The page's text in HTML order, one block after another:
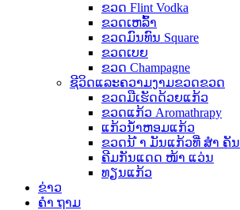
ຂວດ Flint Vodka
ຂວດເຫລົ້າ
ຂວດມົນທົນ Square
ຂວດເບຍ
ຂວດ Champagne
ຊີວິດແລະຄວາມງາມຂວດຂວດ
ຂວດມືເຮັດດ້ວຍແກ້ວ
ຂວດແກ້ວ Aromathrapy
ແກ້ວນໍ້າຫອມແກ້ວ
ຂວດນ້ ຳ ມັນແກ້ວທີ່ ສຳ ຄັນ
ຄີມກັນແດດ ໜ້າ ແວ່ນ
ທຽນແກ້ວ
ຂ່າວ
ຄຳ ຖາມ